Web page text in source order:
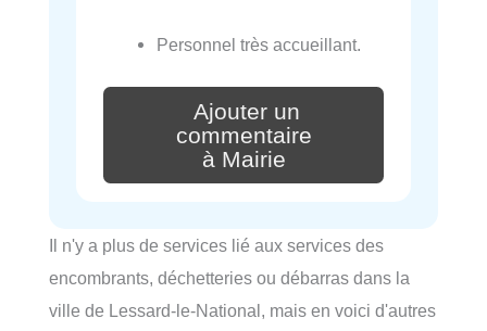
Personnel très accueillant.
Ajouter un
commentaire
à Mairie
Il n'y a plus de services lié aux services des
encombrants, déchetteries ou débarras dans la
ville de Lessard-le-National, mais en voici d'autres